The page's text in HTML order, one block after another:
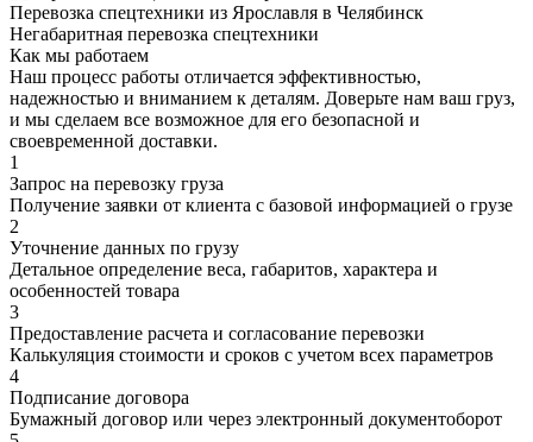
Перевозка спецтехники из Ярославля в Челябинск
Негабаритная перевозка спецтехники
Как мы работаем
Наш процесс работы отличается эффективностью,
надежностью и вниманием к деталям. Доверьте нам ваш груз,
и мы сделаем все возможное для его безопасной и
своевременной доставки.
1
Запрос на перевозку груза
Получение заявки от клиента с базовой информацией о грузе
2
Уточнение данных по грузу
Детальное определение веса, габаритов, характера и
особенностей товара
3
Предоставление расчета и согласование перевозки
Калькуляция стоимости и сроков с учетом всех параметров
4
Подписание договора
Бумажный договор или через электронный документоборот